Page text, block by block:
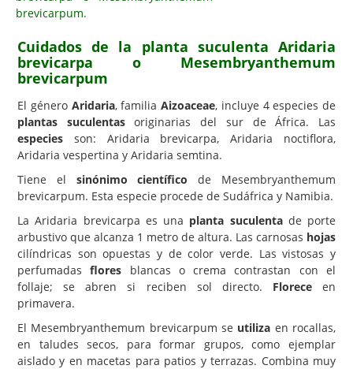
Hemisferio Norte
Hemisferio Sur
Enfermedades
Hongos
Carencias
Fotos
Flores y Plantas
Árboles y Palmeras
Arbustos y Trepadoras
Cactus y Suculentas
Cuidados de la planta suculenta Aridaria
brevicarpa o Mesembryanthemum
brevicarpum
El género Aridaria, familia Aizoaceae, incluye 4 especies de
plantas suculentasoriginarias del sur de África. Las
especies son: Aridaria brevicarpa, Aridaria noctiflora,
Aridaria vespertina y Aridaria semtina.
Tiene el sinónimo científico de Mesembryanthemum
brevicarpum. Esta especie procede de Sudáfrica y Namibia.
La Aridaria brevicarpa es una planta suculentade porte
arbustivo que alcanza 1 metro de altura. Las carnosas hojas
cilíndricas son opuestas y de color verde. Las vistosas y
perfumadasflores blancas o crema contrastan con el
follaje; se abren si reciben sol directo. Floreceen
primavera.
El Mesembryanthemum brevicarpum se utiliza en rocallas,
en taludes secos, para formar grupos, como ejemplar
aislado y en macetas para patios y terrazas. Combina muy